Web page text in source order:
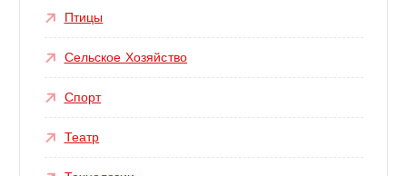
Птицы
Сельское Хозяйство
Спорт
Театр